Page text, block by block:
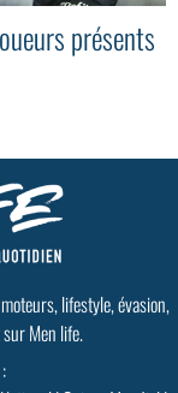
présents
lifestyle, évasion,
Men life.